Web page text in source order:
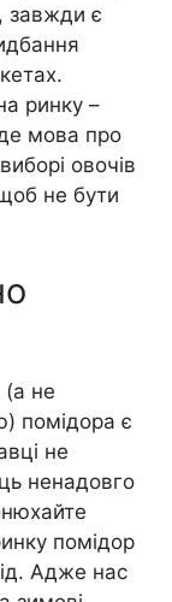
завжди є
ринку –
мова про
овочів
не бути
не
помідора є
не
ненадовго
помідор
Адже нас